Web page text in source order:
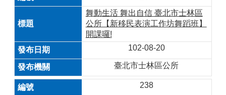
舞動生活 舞出自信 臺北市士林區
公所【新移民表演工作坊舞蹈班】
開課囉!
102-08-20
臺北市士林區公所
238